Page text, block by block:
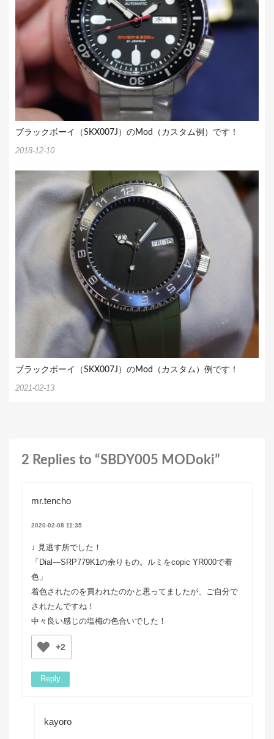
ブラックボーイ（SKX007J）のMod（カスタム例）です！
2018-12-10
ブラックボーイ（SKX007J）のMod（カスタム）例です！
2021-02-13
2 Replies to “SBDY005 MODoki”
mr.tencho
2020-02-08 11:35
↓ 見逃す所でした！
「Dial—SRP779K1の余りもの。ルミをcopic YR000で着
色」
着色されたのを買われたのかと思ってましたが、ご自分で
されたんですね！
中々良い感じの塩梅の色合いでした！
+2
Reply
kayoro